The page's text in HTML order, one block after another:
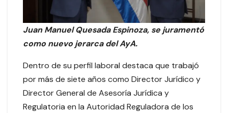
Juan Manuel Quesada Espinoza, se juramentó
como nuevo jerarca del AyA.
Dentro de su perfil laboral destaca que trabajó
por más de siete años como Director Jurídico y
Director General de Asesoría Jurídica y
Regulatoria en la Autoridad Reguladora de los